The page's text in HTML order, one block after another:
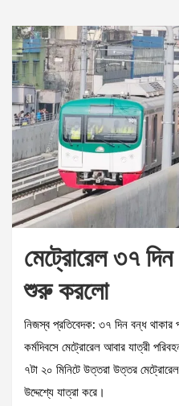
মেট্রোরেল ৩৭
শুরু করলো
নিজস্ব প্রতিবেদক: ৩৭ দিন বন্ধ
কর্মদিবসে মেট্রোরেল আবার যাত্রী
৭টা ২০ মিনিটে উত্তরা উত্তর
উদ্দেশ্যে যাত্রা করে।